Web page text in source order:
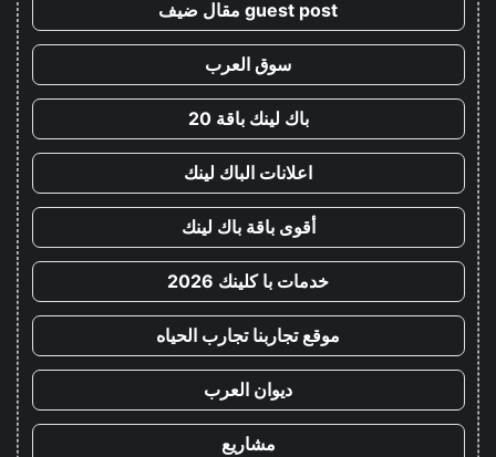
guest post مقال ضيف
سوق العرب
باك لينك باقة 20
اعلانات الباك لينك
أقوى باقة باك لينك
خدمات با كلينك 2026
موقع تجاربنا تجارب الحياه
ديوان العرب
مشاريع